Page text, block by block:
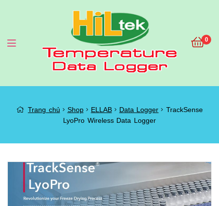
0
Menu
TrackSense
Wireless
Data
Logger
Trang chủ Shop ELLAB Data Logger
TrackSense
LyoPro Wireless Data Logger